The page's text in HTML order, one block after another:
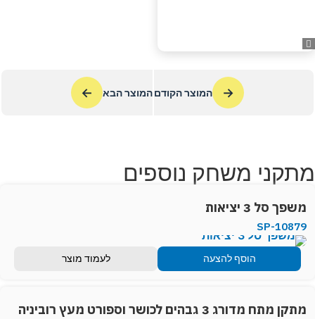
→ המוצר הקודםהמוצר הבא ←
מתקני משחק נוספים
משפך סל 3 יציאות
SP-10879
הוסף להצעה לעמוד מוצר
מתקן מתח מדורג 3 גבהים לכושר וספורט מעץ רוביניה